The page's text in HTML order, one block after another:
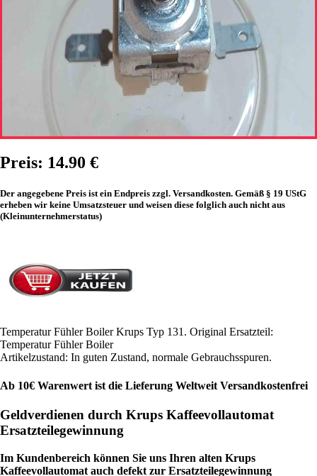
Preis: 14.90 €
Der angegebene Preis ist ein Endpreis zzgl. Versandkosten. Gemäß § 19 UStG
erheben wir keine Umsatzsteuer und weisen diese folglich auch nicht aus
(Kleinunternehmerstatus)
Temperatur Fühler Boiler Krups Typ 131. Original Ersatzteil:
Temperatur Fühler Boiler
Artikelzustand: In guten Zustand, normale Gebrauchsspuren.
Ab 10€ Warenwert ist die Lieferung Weltweit Versandkostenfrei
Geldverdienen durch Krups Kaffeevollautomat
Ersatzteilegewinnung
Im Kundenbereich können Sie uns Ihren alten Krups
Kaffeevollautomat auch defekt zur Ersatzteilegewinnung